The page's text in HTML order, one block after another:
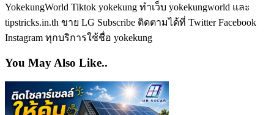
YokekungWorld Tiktok yokekung ทำเว็บ yokekungworld และ
tipstricks.in.th ขาย LG Subscribe ติดตามได้ที่ Twitter Facebook
Instagram ทุกบริการใช้ชื่อ yokekung
You May Also Like..